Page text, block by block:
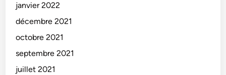
janvier 2022
décembre 2021
octobre 2021
septembre 2021
juillet 2021